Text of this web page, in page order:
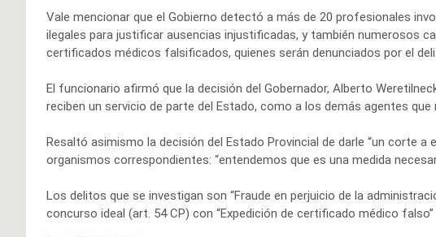
Vale mencionar que el Gobierno detectó a más de 20 profesionales
ilegales para justificar ausencias injustificadas, y también numerosos
certificados médicos falsificados, quienes serán denunciados por el
El funcionario afirmó que la decisión del Gobernador, Alberto
reciben un servicio de parte del Estado, como a los demás agentes que
Resaltó asimismo la decisión del Estado Provincial de darle “un corte a
organismos correspondientes: “entendemos que es una medida
Los delitos que se investigan son “Fraude en perjuicio de la
concurso ideal (art. 54 CP) con “Expedición de certificado médico falso”